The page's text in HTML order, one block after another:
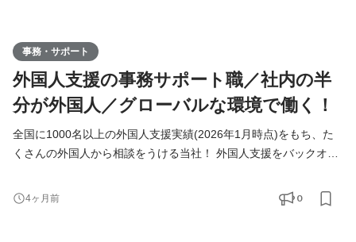
事務・サポート
外国人支援の事務サポート職／社内の半
分が外国人／グローバルな環境で働く！
全国に1000名以上の外国人支援実績(2026年1月時点)をもち、た
くさんの外国人から相談をうける当社！ 外国人支援をバックオフ
＜具体的には？＞ ・海外から来日するまでの手続き ・外国人支援
のデータベース管理 ・入国管理局に進捗確認 ・来社対応、電話対
4ヶ月前 0